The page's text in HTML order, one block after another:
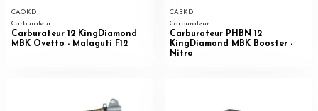
CAOKD
Carburateur
Carburateur 12 KingDiamond
MBK Ovetto - Malaguti F12
CABKD
Carburateur
Carburateur PHBN 12
KingDiamond MBK Booster -
Nitro